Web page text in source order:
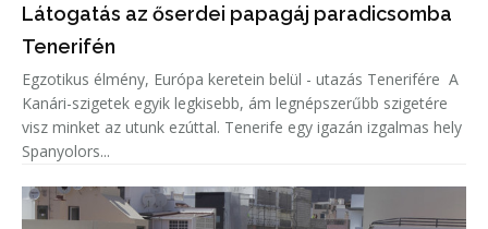
Látogatás az őserdei papagáj paradicsomba
Tenerifén
Egzotikus élmény, Európa keretein belül - utazás Tenerifére A
Kanári-szigetek egyik legkisebb, ám legnépszerűbb szigetére
visz minket az utunk ezúttal. Tenerife egy igazán izgalmas hely
Spanyolors...